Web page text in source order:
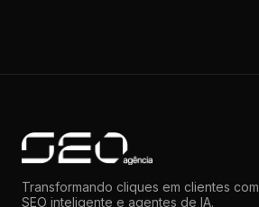
Transformando cliques em clientes com
SEO inteligente e agentes de IA.